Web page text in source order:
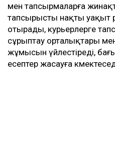
мен тапсырмаларға
тапсырысты нақты уақыт
отырады, курьерлерге
сұрыптау орталықтары
жұмысын үйлестіреді,
есептер жасауға